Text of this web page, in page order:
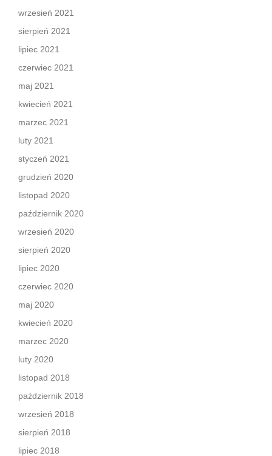
wrzesień 2021
sierpień 2021
lipiec 2021
czerwiec 2021
maj 2021
kwiecień 2021
marzec 2021
luty 2021
styczeń 2021
grudzień 2020
listopad 2020
październik 2020
wrzesień 2020
sierpień 2020
lipiec 2020
czerwiec 2020
maj 2020
kwiecień 2020
marzec 2020
luty 2020
listopad 2018
październik 2018
wrzesień 2018
sierpień 2018
lipiec 2018